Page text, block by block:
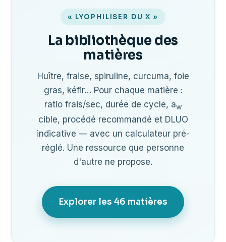
« LYOPHILISER DU X »
La bibliothèque des
matières
Huître, fraise, spiruline, curcuma, foie
gras, kéfir… Pour chaque matière :
ratio frais/sec, durée de cycle, aw
cible, procédé recommandé et DLUO
indicative — avec un calculateur pré-
réglé. Une ressource que personne
d'autre ne propose.
Explorer les 46 matières